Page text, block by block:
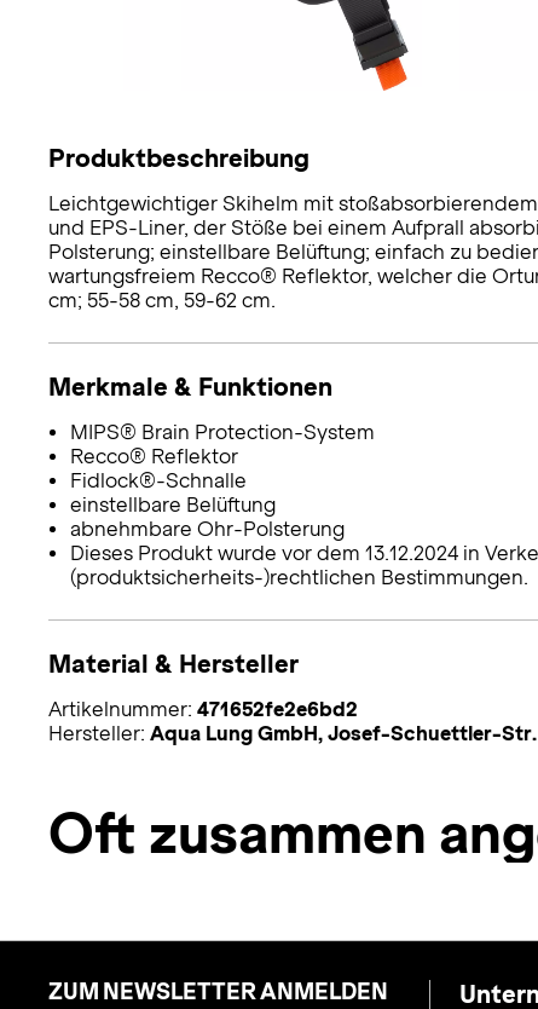
Produktbeschreibung
Leichtgewichtiger Skihelm mit
und EPS-Liner, der Stöße bei einem Aufprall
Polsterung; einstellbare Belüftung; einfach zu
wartungsfreiem Recco® Reflektor, welcher die
cm; 55-58 cm, 59-62 cm.
Merkmale & Funktionen
MIPS® Brain Protection-System
Recco® Reflektor
Fidlock®-Schnalle
einstellbare Belüftung
abnehmbare Ohr-Polsterung
Dieses Produkt wurde vor dem 13.12.2024 in
(produktsicherheits-)rechtlichen Bestimmungen.
Material & Hersteller
Artikelnummer: 471652fe2e6bd2
Hersteller: Aqua Lung GmbH, Josef-Schuettler-
Oft zusammen
ZUM NEWSLETTER ANMELDEN